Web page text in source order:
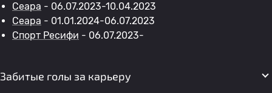
Сеара - 06.07.2023-10.04.2023
Сеара - 01.01.2024-06.07.2023
Спорт Ресифи - 06.07.2023-
Забитые голы за карьеру